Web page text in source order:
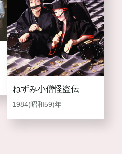
ねずみ小僧怪盗伝
1984(昭和59)年